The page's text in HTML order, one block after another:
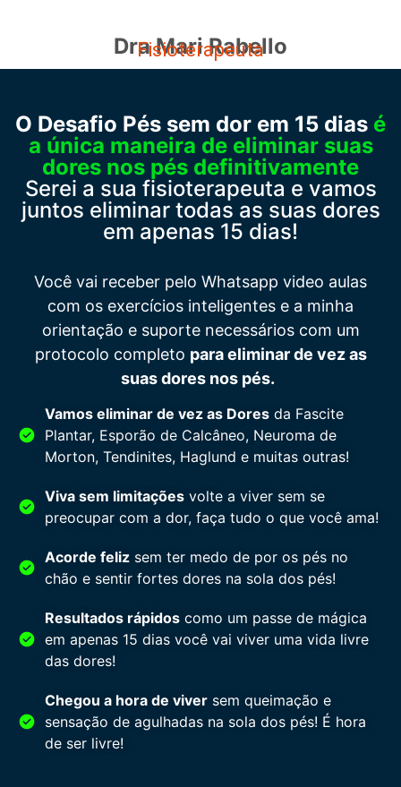
Dra Mari Rabello
Fisioterapeuta
O Desafio Pés sem dor em 15 dias é
a única maneira de eliminar suas
dores nos pés definitivamente
Serei a sua fisioterapeuta e vamos
juntos eliminar todas as suas dores
em apenas 15 dias!
Você vai receber pelo Whatsapp video aulas
com os exercícios inteligentes e a minha
orientação e suporte necessários com um
protocolo completo para eliminar de vez as
suas dores nos pés.
Vamos eliminar de vez as Dores da Fascite
Plantar, Esporão de Calcâneo, Neuroma de
Morton, Tendinites, Haglund e muitas outras!
Viva sem limitações volte a viver sem se
preocupar com a dor, faça tudo o que você ama!
Acorde feliz sem ter medo de por os pés no
chão e sentir fortes dores na sola dos pés!
Resultados rápidos como um passe de mágica
em apenas 15 dias você vai viver uma vida livre
das dores!
Chegou a hora de viver sem queimação e
sensação de agulhadas na sola dos pés! É hora
de ser livre!